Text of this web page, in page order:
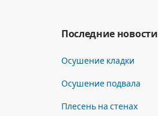
Последние новости
Осушение кладки
Осушение подвала
Плесень на стенах